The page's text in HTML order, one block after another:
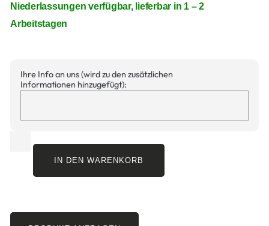
Niederlassungen verfügbar, lieferbar in 1 – 2
Arbeitstagen
Ihre Info an uns (wird zu den zusätzlichen
Informationen hinzugefügt):
IN DEN WARENKORB